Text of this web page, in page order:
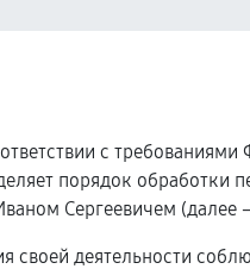
с
порядок обработки
Сергеевичем (далее
деятельности